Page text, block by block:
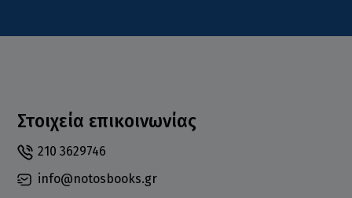
Στοιχεία επικοινωνίας
210 3629746
info@notosbooks.gr